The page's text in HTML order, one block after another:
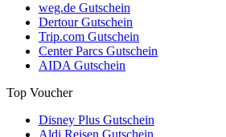
weg.de Gutschein
Dertour Gutschein
Trip.com Gutschein
Center Parcs Gutschein
AIDA Gutschein
Top Voucher
Disney Plus Gutschein